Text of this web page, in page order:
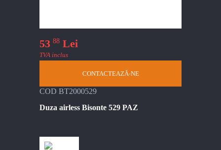
53 88 Lei
TVA inclus
CONTACTEAZĂ-NE
COD BT2000529
Duza airless Bisonte 529 PAZ